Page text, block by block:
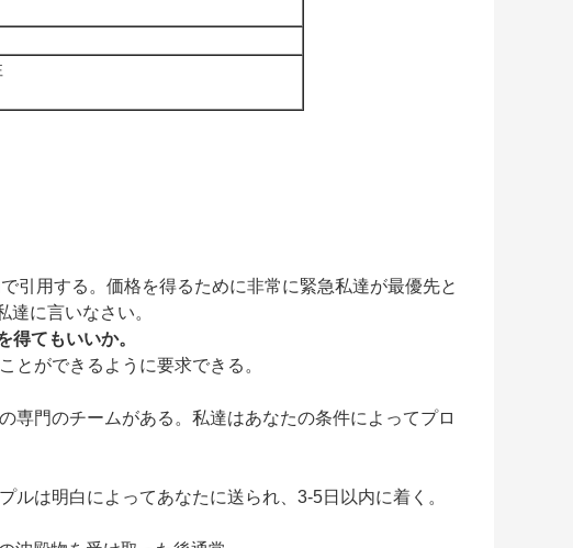
引用する。価格を得るために非常に緊急私達が最優先と
に言いなさい。
得てもいいか。
とができるように要求できる。
専門のチームがある。私達はあなたの条件によってプロ
は明白によってあなたに送られ、3-5日以内に着く。